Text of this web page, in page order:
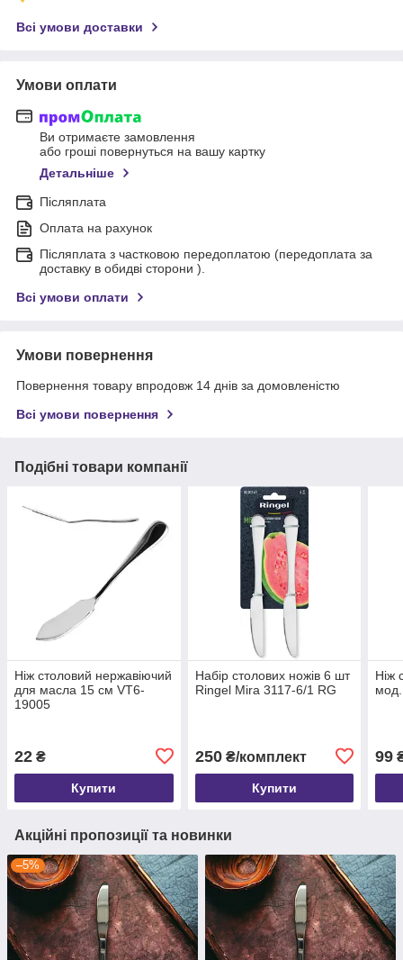
Всі умови доставки
Умови оплати
Ви отримаєте замовлення
або гроші повернуться на вашу картку
Детальніше
Післяплата
Оплата на рахунок
Післяплата з частковою передоплатою (передоплата за
доставку в обидві сторони ).
Всі умови оплати
Умови повернення
Повернення товару впродовж 14 днів за домовленістю
Всі умови повернення
Подібні товари компанії
Ніж столовий нержавіючий
для масла 15 см VТ6-
19005
22 ₴
Купити
Набір столових ножів 6 шт
Ringel Mira 3117-6/1 RG
250₴/комплект
Купити
Ніж
99
Акційні пропозиції та новинки
–5%